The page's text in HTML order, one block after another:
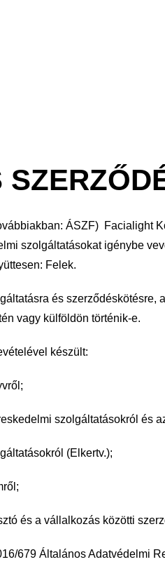
ÁSZF) Facialight
szolgáltatásokat igénybe
Felek.
és szerződéskötésre,
vagy külföldön történik-e.
készült:
szolgáltatásokról és
(Elkertv.);
és a vállalkozás közötti szer
679 Általános Adatvédelmi